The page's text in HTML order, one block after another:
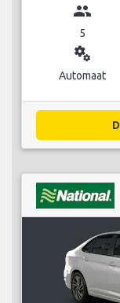
group
5
miscellaneous_services
Automaat